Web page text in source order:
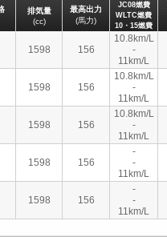
排気量
(cc)
最高出力
(馬力)
JC08燃費
WLTC燃費
10・15燃費
1598 156
10.8km/L
-
11km/L
1598 156
10.8km/L
-
11km/L
1598 156
10.8km/L
-
11km/L
1598 156
-
-
11km/L
1598 156
-
-
11km/L